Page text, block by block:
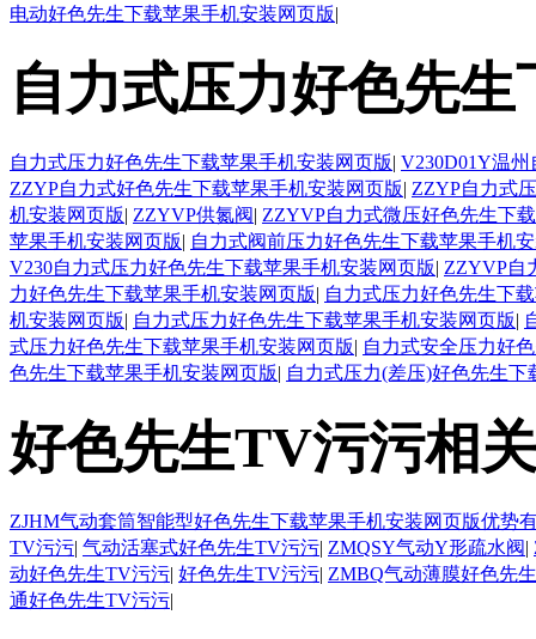
电动好色先生下载苹果手机安装网页版|
自力式压力好色先
自力式压力好色先生下载苹果手机安装网页版| V230D01Y温
ZZYP自力式好色先生下载苹果手机安装网页版| ZZYP自力式
机安装网页版| ZZYVP供氮阀| ZZYVP自力式微压好色先生下
苹果手机安装网页版| 自力式阀前压力好色先生下载苹果手机
V230自力式压力好色先生下载苹果手机安装网页版| ZZYVP自
力好色先生下载苹果手机安装网页版| 自力式压力好色先生下
机安装网页版| 自力式压力好色先生下载苹果手机安装网页版|
式压力好色先生下载苹果手机安装网页版| 自力式安全压力好
色先生下载苹果手机安装网页版| 自力式压力(差压)好色先生
好色先生TV污污相
ZJHM气动套筒智能型好色先生下载苹果手机安装网页版优势
TV污污| 气动活塞式好色先生TV污污| ZMQSY气动Y形疏水阀|
动好色先生TV污污| 好色先生TV污污| ZMBQ气动薄膜好色先
通好色先生TV污污|